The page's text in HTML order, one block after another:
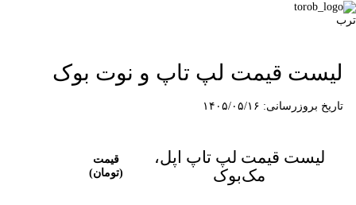
ترب
لیست قیمت لپ تاپ و نوت بوک
تاریخ بروزرسانی: ۱۴۰۵/۰۵/۱۶
لیست قیمت لپ تاپ اپل،
مک‌بوک
قیمت
(تومان)